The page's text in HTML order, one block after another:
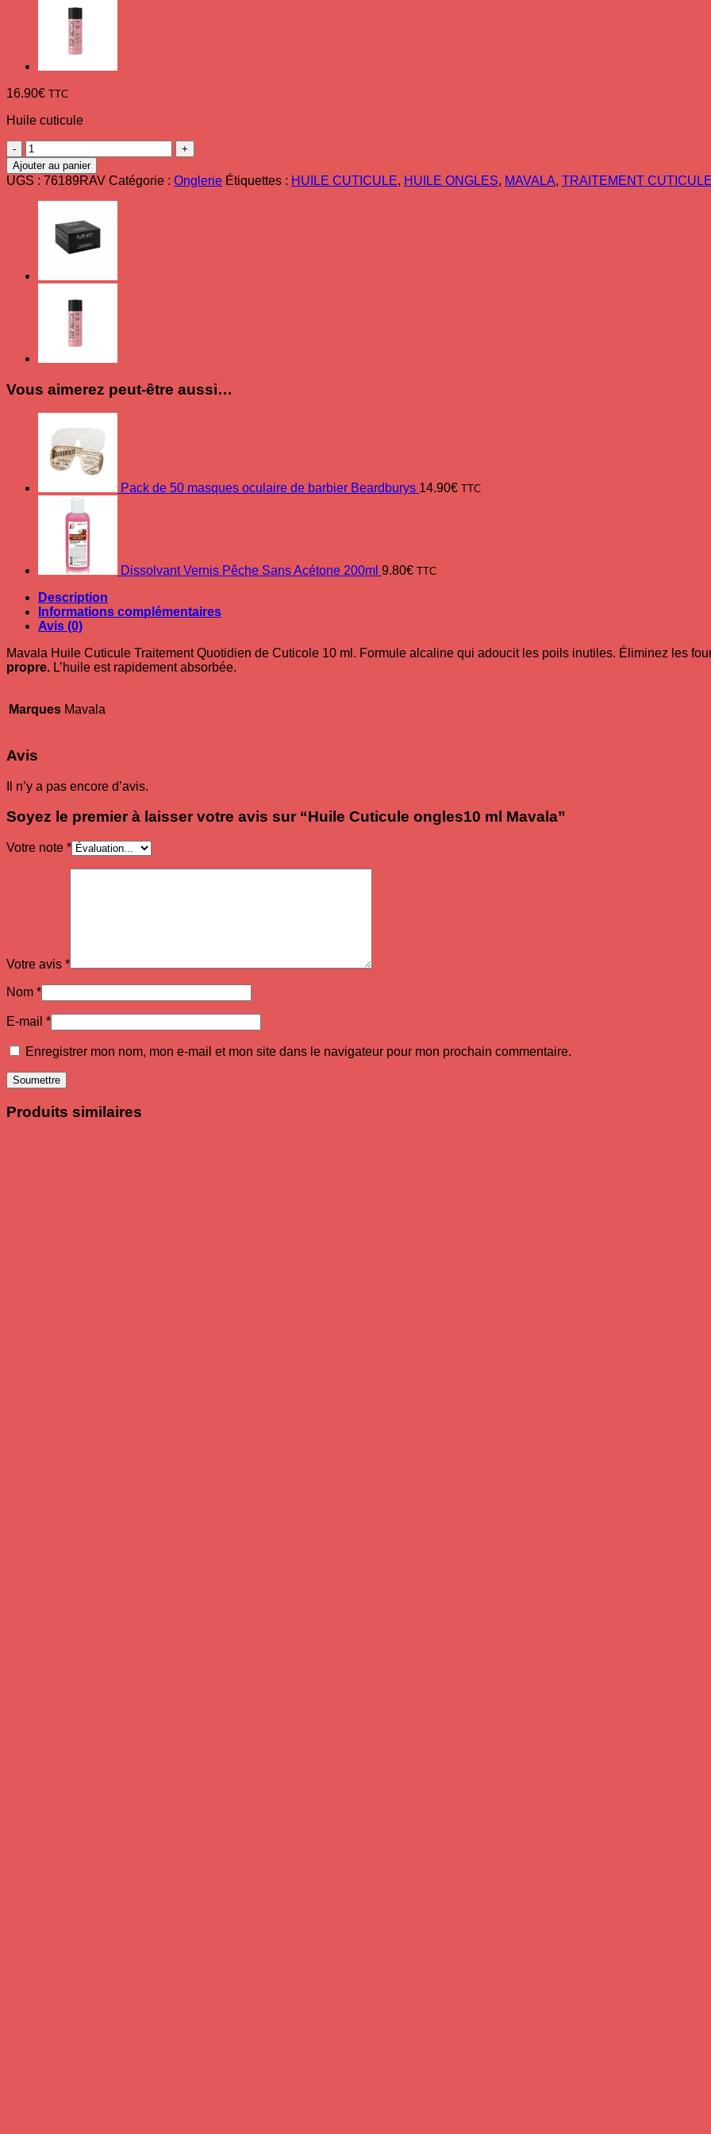
16.90€ TTC
Huile cuticule
quantité
de
Huile
Cuticule
ongles10
Mavala
Ajouter au panier
UGS : 76189RAV Catégorie : Onglerie Étiquettes : HUILE CUTICULE, HUILE ONGLES, MAVALA, TRAITEMENT
Vous aimerez peut-être aussi…
Pack de 50 masques oculaire de barbier Beardburys 14.90€ TTC
Dissolvant Vernis Pêche Sans Acétone 200ml 9.80€ TTC
Description
Informations complémentaires
Avis (0)
Mavala Huile Cuticule Traitement Quotidien de Cuticole 10 ml. Formule alcaline qui adoucit les poils inutiles. Éliminez les
propre. L’huile est rapidement absorbée.
Marques Mavala
Avis
Il n’y a pas encore d’avis.
Soyez le premier à laisser votre avis sur “Huile Cuticule ongles10 ml Mavala”
Votre note *
Votre avis *
Nom *
E-mail *
Enregistrer mon nom, mon e-mail et mon site dans le navigateur pour mon prochain commentaire.
Produits similaires